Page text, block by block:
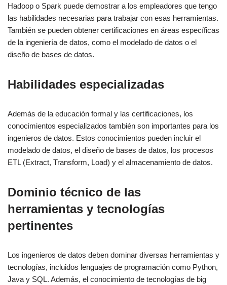
Hadoop o Spark puede demostrar a los empleadores que tengo
las habilidades necesarias para trabajar con esas herramientas.
También se pueden obtener certificaciones en áreas específicas
de la ingeniería de datos, como el modelado de datos o el
diseño de bases de datos.
Habilidades especializadas
Además de la educación formal y las certificaciones, los
conocimientos especializados también son importantes para los
ingenieros de datos. Estos conocimientos pueden incluir el
modelado de datos, el diseño de bases de datos, los procesos
ETL (Extract, Transform, Load) y el almacenamiento de datos.
Dominio técnico de las
herramientas y tecnologías
pertinentes
Los ingenieros de datos deben dominar diversas herramientas y
tecnologías, incluidos lenguajes de programación como Python,
Java y SQL. Además, el conocimiento de tecnologías de big